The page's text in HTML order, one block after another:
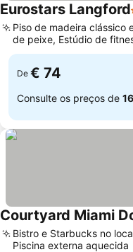
Eurostars Langford
Piso de madeira clássico
de peixe, Estúdio de
no local
De € 74
Consulte os preços de
Courtyard Miami
Bistro e Starbucks no
Piscina externa aquecida